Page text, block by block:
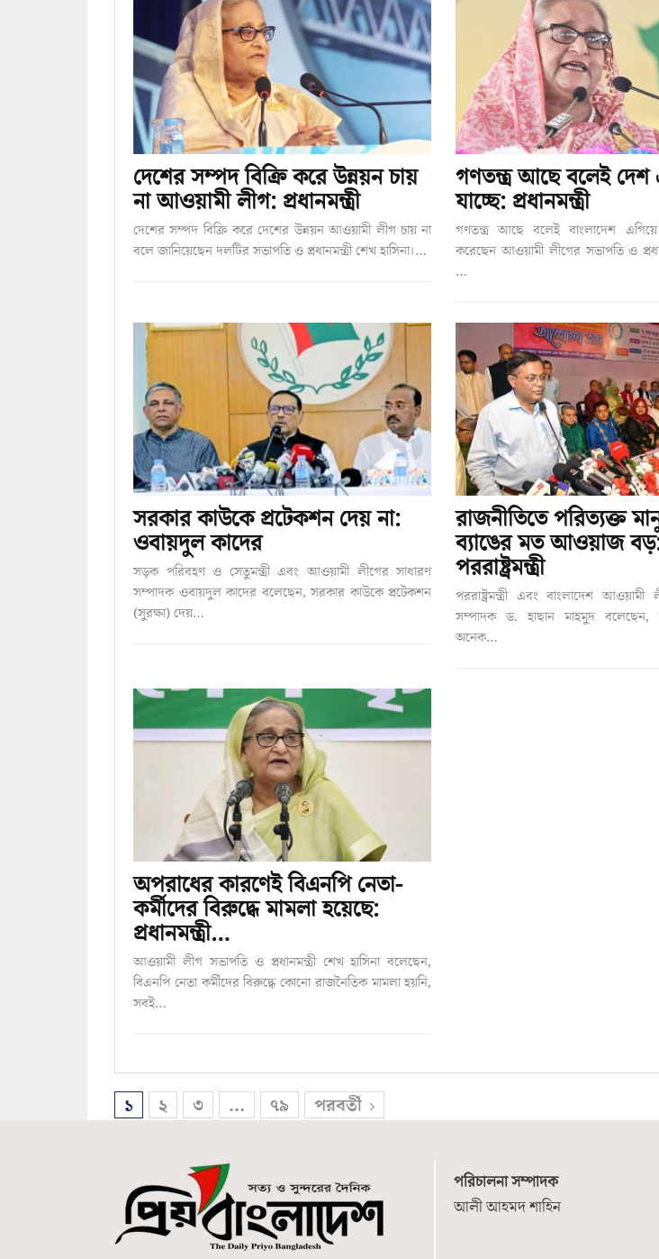
দেশের সম্পদ বিক্রি করে উন্নয়ন চায়
না আওয়ামী লীগ: প্রধানমন্ত্রী
দেশের সম্পদ বিক্রি করে দেশের উন্নয়ন আওয়ামী লীগ চায় না
বলে জানিয়েছেন দলটির সভাপতি ও প্রধানমন্ত্রী শেখ হাসিনা।…
গণতন্ত্র আছে বলেই দেশ
যাচ্ছে: প্রধানমন্ত্রী
গণতন্ত্র আছে বলেই বাংলাদেশ
করেছেন আওয়ামী লীগের সভাপতি ও
…
সরকার কাউকে প্রটেকশন দেয় না:
ওবায়দুল কাদের
সড়ক পরিবহণ ও সেতুমন্ত্রী এবং আওয়ামী লীগের সাধারণ
সম্পাদক ওবায়দুল কাদের বলেছেন, সরকার কাউকে প্রটেকশন
(সুরক্ষা) দেয়…
রাজনীতিতে পরিত্যক্ত
ব্যাঙের মত আওয়াজ
পররাষ্ট্রমন্ত্রী
পররাষ্ট্রমন্ত্রী এবং বাংলাদেশ
সম্পাদক ড. হাছান মাহমুদ বলেছেন,
অনেক…
অপরাধের কারণেই বিএনপি নেতা-
কর্মীদের বিরুদ্ধে মামলা হয়েছে:
প্রধানমন্ত্রী…
আওয়ামী লীগ সভাপতি ও প্রধানমন্ত্রী শেখ হাসিনা বলেছেন,
বিএনপি নেতা কর্মীদের বিরুদ্ধে কোনো রাজনৈতিক মামলা হয়নি,
সবই…
১ ২ ৩ … ৭৯ পরবর্তী
পরিচালনা সম্পাদক
আলী আহমদ শাহিন